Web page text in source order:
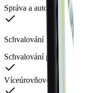
Správa a automatická
Schvalování
Schvalování požadavků
Víceúrovňové schvalování